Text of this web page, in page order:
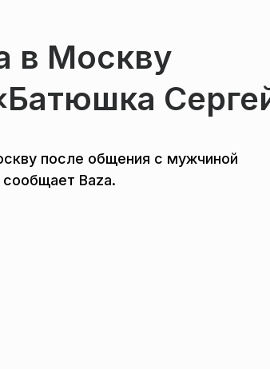
в Москву
после общения с мужчиной
Baza.